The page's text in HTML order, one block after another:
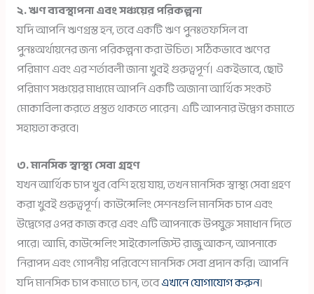
২. ঋণ ব্যবস্থাপনা এবং সঞ্চয়ের পরিকল্পনা
যদি আপনি ঋণগ্রস্ত হন, তবে একটি ঋণ পুনঃতফসিল বা
পুনঃঅর্থায়নের জন্য পরিকল্পনা করা উচিত। সঠিকভাবে ঋণের
পরিমাণ এবং এর শর্তাবলী জানা খুবই গুরুত্বপূর্ণ। একইভাবে, ছোট
পরিমাণ সঞ্চয়ের মাধ্যমে আপনি একটি অজানা আর্থিক সংকট
মোকাবিলা করতে প্রস্তুত থাকতে পারেন। এটি আপনার উদ্বেগ কমাতে
সহায়তা করবে।
৩. মানসিক স্বাস্থ্য সেবা গ্রহণ
যখন আর্থিক চাপ খুব বেশি হয়ে যায়, তখন মানসিক স্বাস্থ্য সেবা গ্রহণ
করা খুবই গুরুত্বপূর্ণ। কাউন্সেলিং সেশনগুলি মানসিক চাপ এবং
উদ্বেগের ওপর কাজ করে এবং এটি আপনাকে উপযুক্ত সমাধান দিতে
পারে। আমি, কাউন্সেলিং সাইকোলজিস্ট রাজু আকন, আপনাকে
নিরাপদ এবং গোপনীয় পরিবেশে মানসিক সেবা প্রদান করি। আপনি
যদি মানসিক চাপ কমাতে চান, তবেএখানে যোগাযোগ করুন।